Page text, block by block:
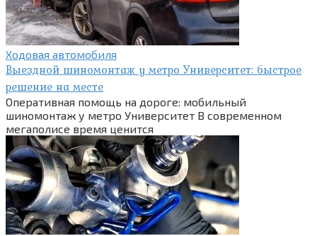
Ходовая автомобиля
Выездной шиномонтаж у метро Университет: быстрое
решение на месте
Оперативная помощь на дороге: мобильный
шиномонтаж у метро Университет В современном
мегаполисе время ценится